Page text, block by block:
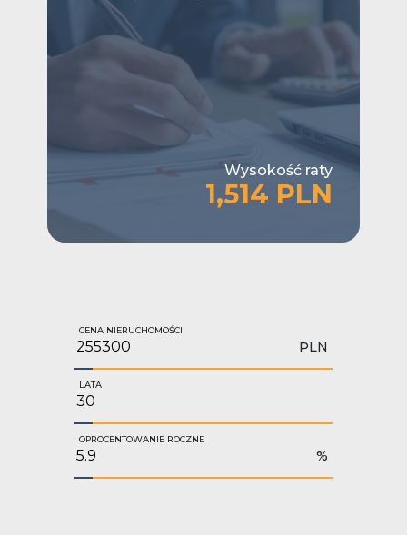
Wysokość raty
1,514 PLN
CENA NIERUCHOMOŚCI
PLN
LATA
OPROCENTOWANIE ROCZNE
%